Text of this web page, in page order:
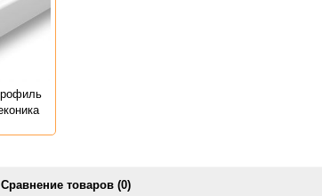
Сравнение товаров (0)